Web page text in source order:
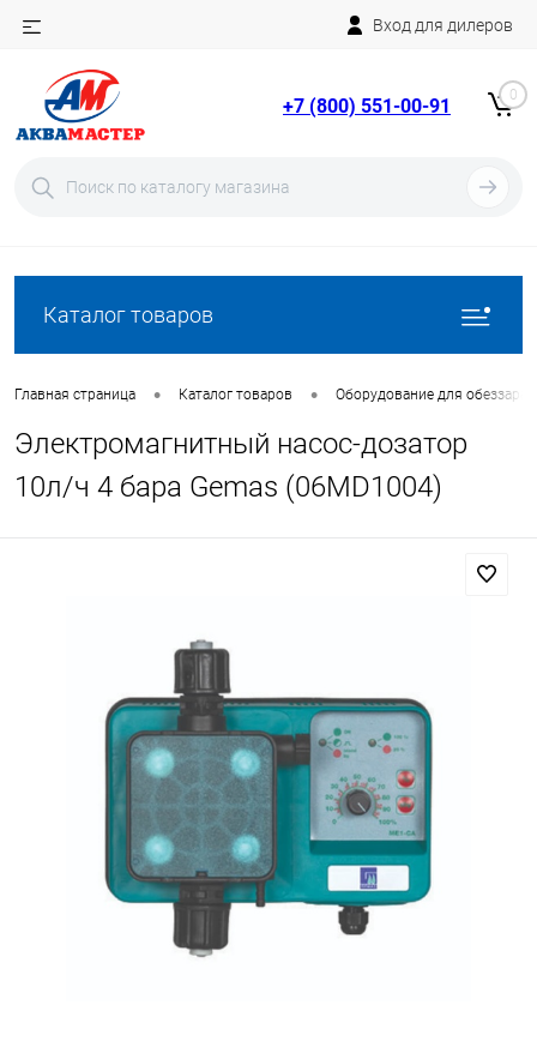
Вход для дилеров
+7 (800) 551-00-91 0
Каталог товаров
Главная страница • Каталог товаров • Оборудование для
Электромагнитный насос-дозатор
10л/ч 4 бара Gemas (06MD1004)